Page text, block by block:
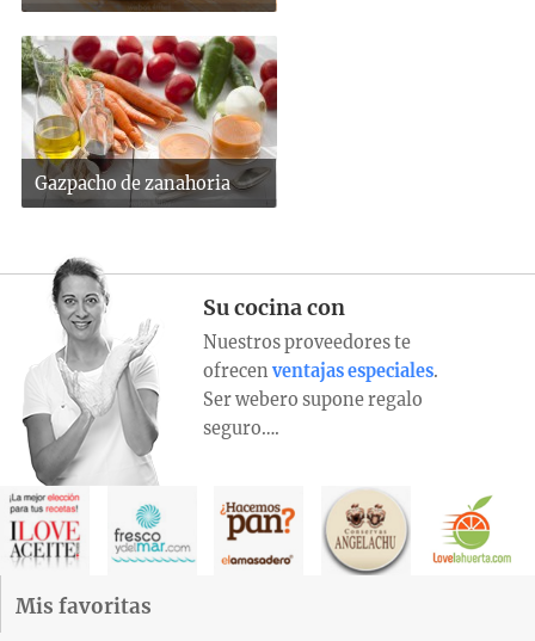
Gazpacho de zanahoria
Su cocina con
Nuestros proveedores te
ofrecen ventajas especiales.
Ser webero supone regalo
seguro….
Mis favoritas